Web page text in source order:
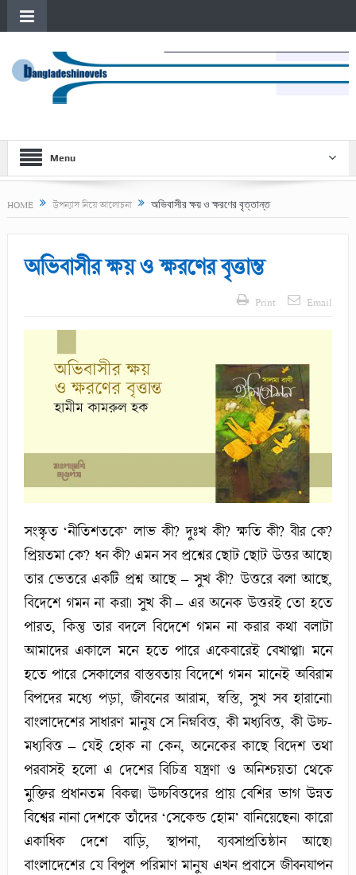
Menu
HOME উপন্যাস নিয়ে আলোচনা অভিবাসীর ক্ষয় ও ক্ষরণের বৃত্তান্ত
অভিবাসীর ক্ষয় ও ক্ষরণের বৃত্তান্ত
Print Email
সংস্কৃত ‘নীতিশতকে’ লাভ কী? দুঃখ কী? ক্ষতি কী? বীর কে?
প্রিয়তমা কে? ধন কী? এমন সব প্রশ্নের ছোট ছোট উত্তর আছে।
তার ভেতরে একটি প্রশ্ন আছে – সুখ কী? উত্তরে বলা আছে,
বিদেশে গমন না করা। সুখ কী – এর অনেক উত্তরই তো হতে
পারত, কিন্তু তার বদলে বিদেশে গমন না করার কথা বলাটা
আমাদের একালে মনে হতে পারে একেবারেই বেখাপ্পা। মনে
হতে পারে সেকালের বাস্তবতায় বিদেশে গমন মানেই অবিরাম
বিপদের মধ্যে পড়া, জীবনের আরাম, স্বস্তি, সুখ সব হারানো।
বাংলাদেশের সাধারণ মানুষ সে নিম্নবিত্ত, কী মধ্যবিত্ত, কী উচ্চ-
মধ্যবিত্ত – যেই হোক না কেন, অনেকের কাছে বিদেশ তথা
পরবাসই হলো এ দেশের বিচিত্র যন্ত্রণা ও অনিশ্চয়তা থেকে
মুক্তির প্রধানতম বিকল্প। উচ্চবিত্তদের প্রায় বেশির ভাগ উন্নত
বিশ্বের নানা দেশকে তাঁদের ‘সেকেন্ড হোম’ বানিয়েছেন। কারো
একাধিক দেশে বাড়ি, স্থাপনা, ব্যবসাপ্রতিষ্ঠান আছে।
বাংলাদেশের যে বিপুল পরিমাণ মানুষ এখন প্রবাসে জীবনযাপন